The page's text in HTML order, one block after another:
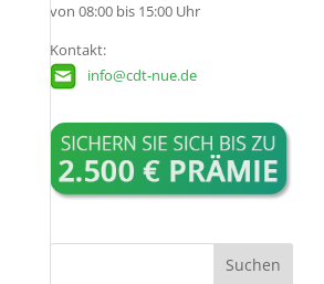
von 08:00 bis 15:00 Uhr
Kontakt:
info@cdt-nue.de